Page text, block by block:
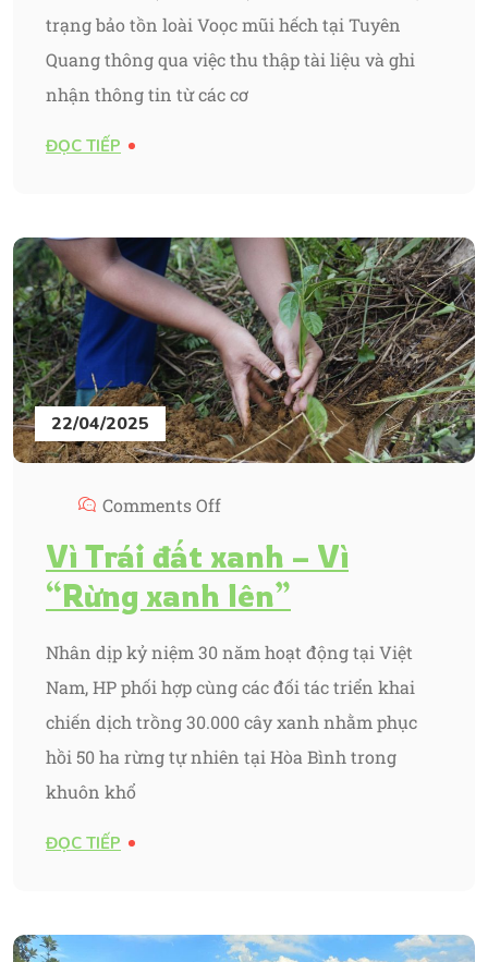
trạng bảo tồn loài Voọc mũi hếch tại Tuyên
Quang thông qua việc thu thập tài liệu và ghi
nhận thông tin từ các cơ
ĐỌC TIẾP
22/04/2025
Comments Off
Vì Trái đất xanh – Vì
“Rừng xanh lên”
Nhân dịp kỷ niệm 30 năm hoạt động tại Việt
Nam, HP phối hợp cùng các đối tác triển khai
chiến dịch trồng 30.000 cây xanh nhằm phục
hồi 50 ha rừng tự nhiên tại Hòa Bình trong
khuôn khổ
ĐỌC TIẾP